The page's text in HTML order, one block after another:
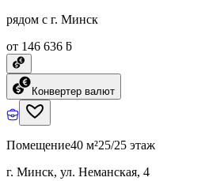
рядом с г. Минск
от 146 636 ƃ
Конвертер валют
Помещение40 м²25/25 этаж
г. Минск, ул. Неманская, 4